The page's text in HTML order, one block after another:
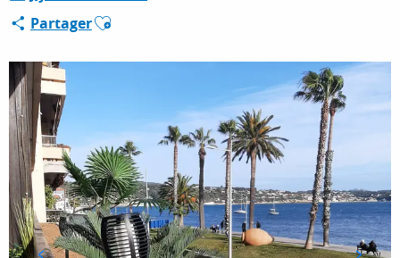
ESPACE PRO
PartagerAjouter aux favoris